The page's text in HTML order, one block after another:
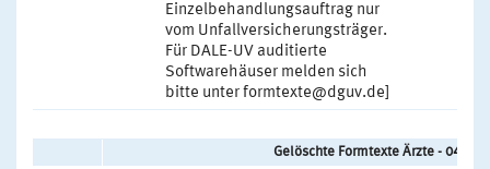
Einzelbehandlungsauftrag nur
vom Unfallversicherungsträger.
Für DALE-UV auditierte
Softwarehäuser melden sich
bitte unter formtexte@dguv.de]
Gelöschte Formtexte Ärzte - 04/